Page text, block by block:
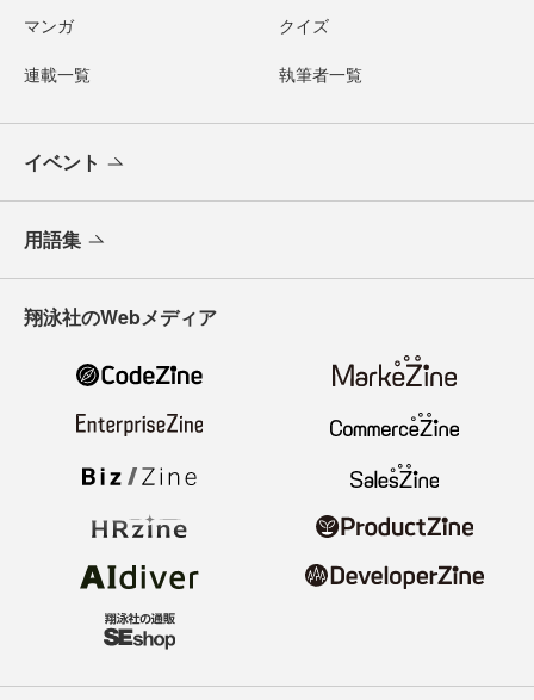
マンガ クイズ
連載一覧 執筆者一覧
イベント
用語集
翔泳社のWebメディア